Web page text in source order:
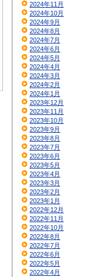
2024年11月
2024年10月
2024年9月
2024年8月
2024年7月
2024年6月
2024年5月
2024年4月
2024年3月
2024年2月
2024年1月
2023年12月
2023年11月
2023年10月
2023年9月
2023年8月
2023年7月
2023年6月
2023年5月
2023年4月
2023年3月
2023年2月
2023年1月
2022年12月
2022年11月
2022年10月
2022年8月
2022年7月
2022年6月
2022年5月
2022年4月